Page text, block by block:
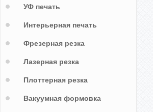
УФ печать
Интерьерная печать
Фрезерная резка
Лазерная резка
Плоттерная резка
Вакуумная формовка